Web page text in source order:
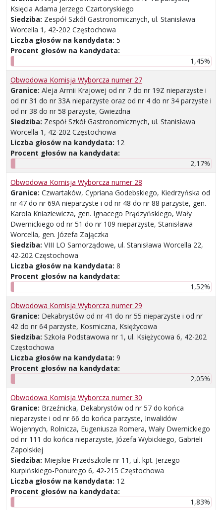
Księcia Adama Jerzego Czartoryskiego
Siedziba: Zespół Szkół Gastronomicznych, ul. Stanisława
Worcella 1, 42-202 Częstochowa
Liczba głosów na kandydata: 5
Procent głosów na kandydata:
1,45%
Obwodowa Komisja Wyborcza numer 27
Granice: Aleja Armii Krajowej od nr 7 do nr 19Z nieparzyste i
od nr 31 do nr 33A nieparzyste oraz od nr 4 do nr 34 parzyste i
od nr 38 do nr 58 parzyste, Gwiezdna
Siedziba: Zespół Szkół Gastronomicznych, ul. Stanisława
Worcella 1, 42-202 Częstochowa
Liczba głosów na kandydata: 12
Procent głosów na kandydata:
2,17%
Obwodowa Komisja Wyborcza numer 28
Granice: Czwartaków, Cypriana Godebskiego, Kiedrzyńska od
nr 47 do nr 69A nieparzyste i od nr 48 do nr 88 parzyste, gen.
Karola Kniaziewicza, gen. Ignacego Prądzyńskiego, Wały
Dwernickiego od nr 51 do nr 109 nieparzyste, Stanisława
Worcella, gen. Józefa Zajączka
Siedziba: VIII LO Samorządowe, ul. Stanisława Worcella 22,
42-202 Częstochowa
Liczba głosów na kandydata: 8
Procent głosów na kandydata:
1,52%
Obwodowa Komisja Wyborcza numer 29
Granice: Dekabrystów od nr 41 do nr 55 nieparzyste i od nr
42 do nr 64 parzyste, Kosmiczna, Księżycowa
Siedziba: Szkoła Podstawowa nr 1, ul. Księżycowa 6, 42-202
Częstochowa
Liczba głosów na kandydata: 9
Procent głosów na kandydata:
2,05%
Obwodowa Komisja Wyborcza numer 30
Granice: Brzeźnicka, Dekabrystów od nr 57 do końca
nieparzyste i od nr 66 do końca parzyste, Inwalidów
Wojennych, Rolnicza, Eugeniusza Romera, Wały Dwernickiego
od nr 111 do końca nieparzyste, Józefa Wybickiego, Gabrieli
Zapolskiej
Siedziba: Miejskie Przedszkole nr 11, ul. kpt. Jerzego
Kurpińskiego-Ponurego 6, 42-215 Częstochowa
Liczba głosów na kandydata: 12
Procent głosów na kandydata:
1,83%